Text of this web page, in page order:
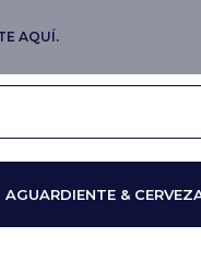
AQUÍ.
AGUARDIENTE &